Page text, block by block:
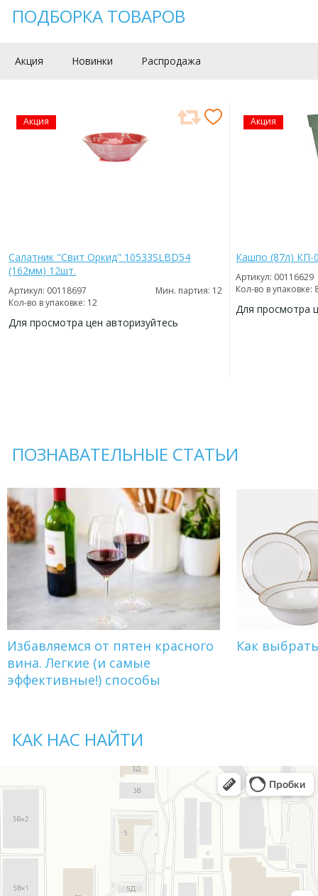
ПОДБОРКА ТОВАРОВ
Акция Новинки Распродажа
Акция
Салатник "Свит Оркид" 10533SLBD54
(162мм) 12шт.
Артикул: 00118697
Мин. партия: 12
Кол-во в упаковке: 12
Для просмотра цен авторизуйтесь
Акция
Кашпо (87л) КП-
Артикул: 00116629
Кол-во в упаковке:
Для просмотра
ПОЗНАВАТЕЛЬНЫЕ СТАТЬИ
Избавляемся от пятен красного
вина. Легкие (и самые
эффективные!) способы
Как
КАК НАС НАЙТИ